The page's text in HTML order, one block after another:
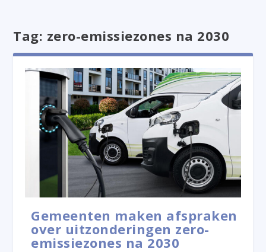
Tag: zero-emissiezones na 2030
Gemeenten maken afspraken
over uitzonderingen zero-
emissiezones na 2030